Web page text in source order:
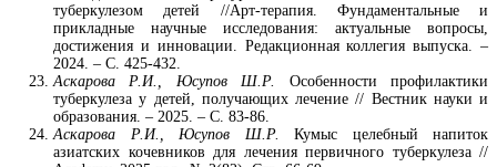
туберкулезом детей //Арт-терапия. Фундаментальные и
прикладные научные исследования: актуальные вопросы,
достижения и инновации. Редакционная коллегия выпуска. –
2024. – С. 425-432.
Аскарова Р.И., Юсупов Ш.Р.
Особенности профилактики
туберкулеза у детей, получающих лечение // Вестник науки и
образования. – 2025. – С. 83-86.
Аскарова Р.И., Юсупов Ш.Р.
Кумыс целебный напиток
азиатских кочевников для лечения первичного туберкулеза //